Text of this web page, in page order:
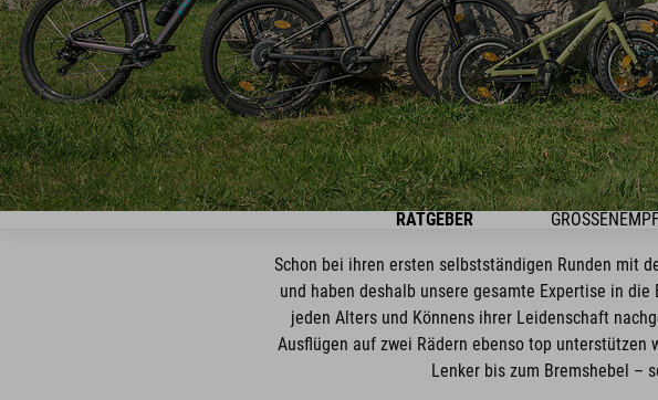
RATGEBER
Schon bei ihren ersten selbstständigen Runden mit
und haben deshalb unsere gesamte Expertise in
jeden Alters und Könnens ihrer Leidenschaft
Ausflügen auf zwei Rädern ebenso top
Lenker bis zum Bremshebel –